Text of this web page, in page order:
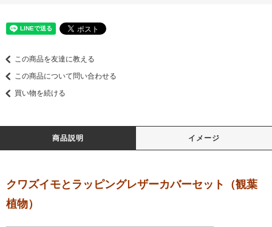
この商品を友達に教える
この商品について問い合わせる
買い物を続ける
商品説明 イメージ
クワズイモとラッピングレザーカバーセット（観葉
植物）